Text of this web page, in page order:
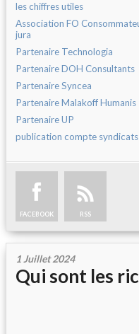
les chiffres utiles
Association FO
jura
Partenaire Technologia
Partenaire DOH Consultants
Partenaire Syncea
Partenaire Malakoff Humanis
Partenaire UP
publication compte syndicats
FACEBOOK RSS
1 Juillet 2024
Qui sont les